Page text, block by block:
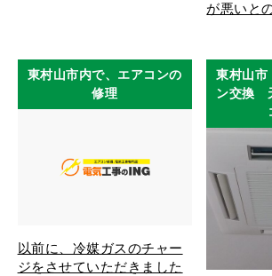
が悪いと
東村山市内で、エアコンの
修理
以前に、冷媒ガスのチャー
ジをさせていただきました
東村山
ン交換